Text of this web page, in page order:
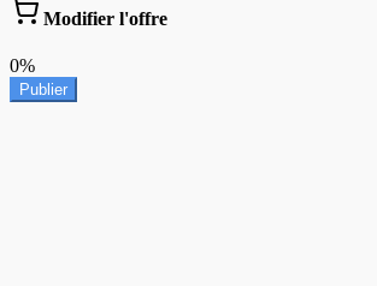
Modifier l'offre
0%
Publier